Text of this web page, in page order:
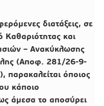
διατάξεις, σε
και
– Ανακύκλωσης
(Αποφ. 281/26-9-
παρακαλείται όποιος
κάποιο
άμεσα το αποσύρει